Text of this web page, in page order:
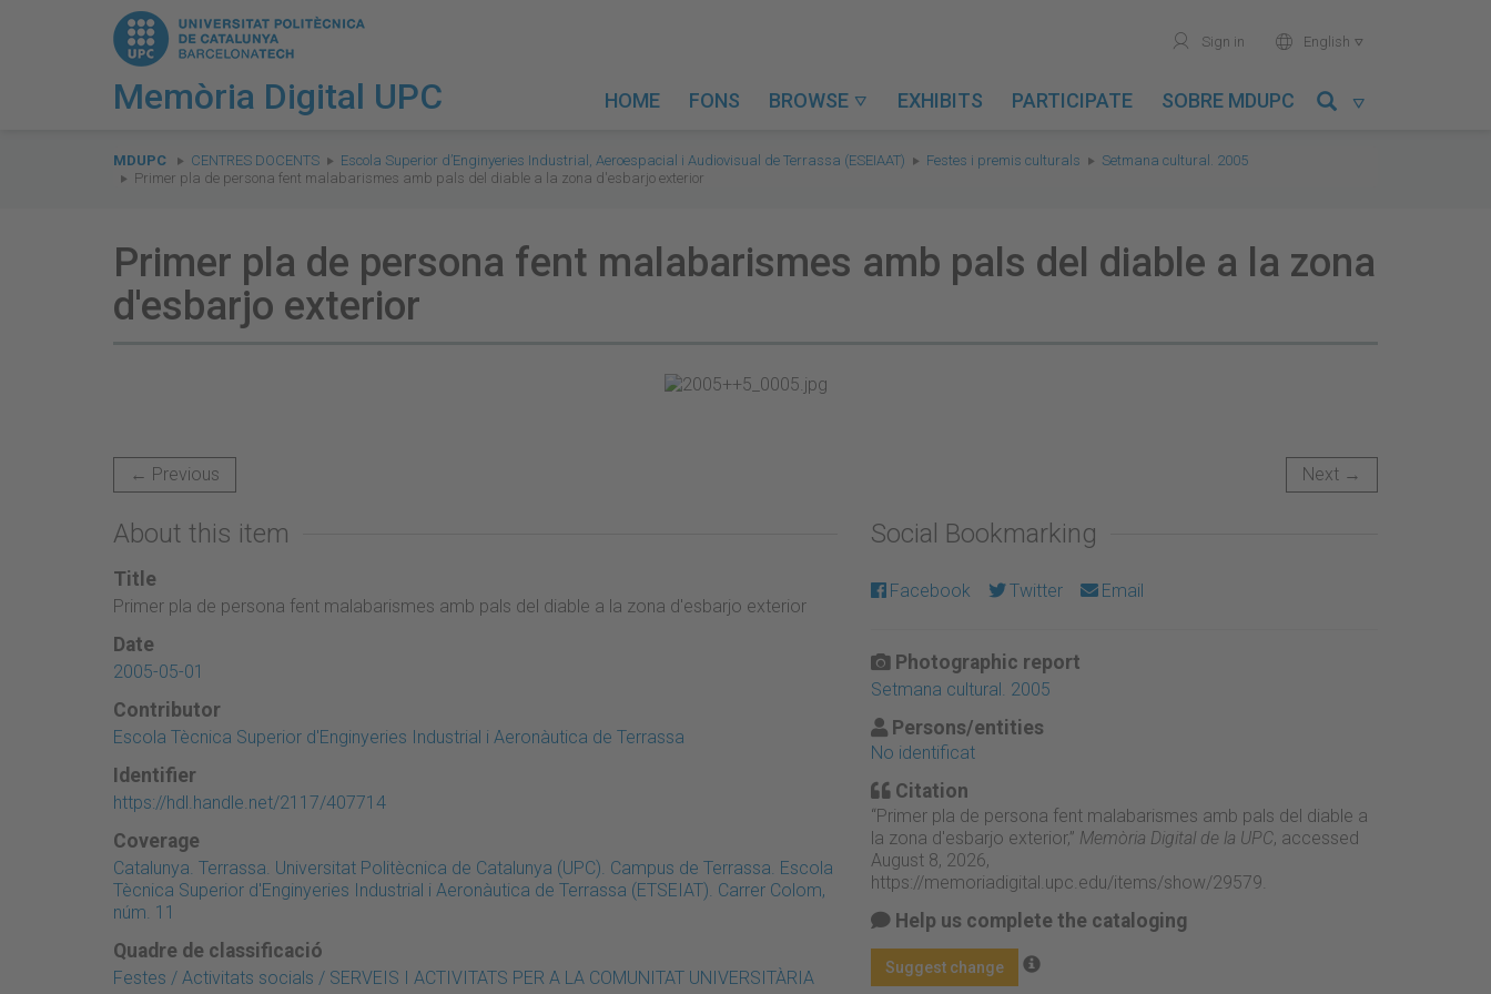
Memòria Digital UPC
user Sign in world English 
HOME FONS BROWSE  EXHIBITS PARTICIPATE SOBRE MDUPC 
are
here:
MDUPC CENTRES DOCENTS Escola Superior d’Enginyeries Industrial, Aeroespacial i Audiovisual de Terrassa (ESEIAAT) Festes i premis culturals
Setmana cultural. 2005
Primer pla de persona fent malabarismes amb pals del diable a la zona d'esbarjo exterior
Primer pla de persona fent malabarismes amb pals del diable a la zona
d'esbarjo exterior
← Previous Next →
About this item
Title
Primer pla de persona fent malabarismes amb pals del diable a la zona d'esbarjo exterior
Date
2005-05-01
Contributor
Escola Tècnica Superior d'Enginyeries Industrial i Aeronàutica de Terrassa
Identifier
https://hdl.handle.net/2117/407714
Coverage
Catalunya. Terrassa. Universitat Politècnica de Catalunya (UPC). Campus de Terrassa. Escola
Tècnica Superior d'Enginyeries Industrial i Aeronàutica de Terrassa (ETSEIAT). Carrer Colom,
núm. 11
Quadre de classificació
Festes / Activitats socials / SERVEIS I ACTIVITATS PER A LA COMUNITAT UNIVERSITÀRIA
Social Bookmarking
Facebook Twitter Email
Photographic report
Setmana cultural. 2005
Persons/entities
No identificat
Citation
“Primer pla de persona fent malabarismes amb pals del diable a
la zona d'esbarjo exterior,” Memòria Digital de la UPC, accessed
August 8, 2026,
https://memoriadigital.upc.edu/items/show/29579
Help us complete the cataloging
Suggest change